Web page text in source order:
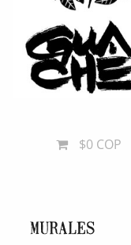
$0 COP
MURALES